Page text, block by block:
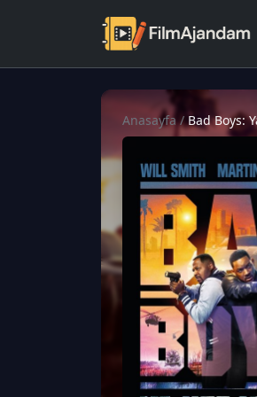
Anasayfa /Bad Boys: